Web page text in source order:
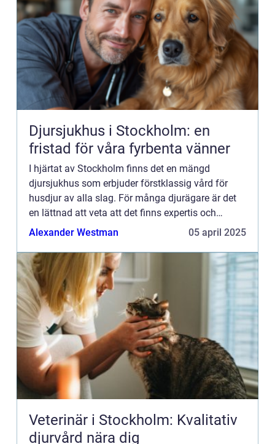
Djursjukhus i Stockholm: en
fristad för våra fyrbenta vänner
I hjärtat av Stockholm finns det en mängd
djursjukhus som erbjuder förstklassig vård för
husdjur av alla slag. För många djurägare är det
en lättnad att veta att det finns expertis och
resurser till...
Alexander Westman 05 april 2025
Veterinär i Stockholm: Kvalitativ
djurvård nära dig